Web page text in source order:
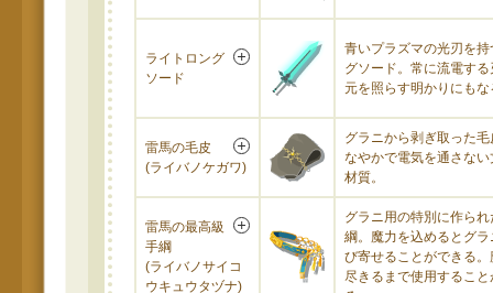
ライトロング
ソード
青いプラズマの光刃を持
グソード。常に流電する
元を照らす明かりにもな
雷馬の毛皮
(ライバノケガワ)
グラニから剥ぎ取った毛
なやかで電気を通さない
材質。
雷馬の最高級
手綱
(ライバノサイコ
ウキュウタヅナ)
グラニ用の特別に作られ
綱。魔力を込めるとグラ
び寄せることができる。
尽きるまで使用すること